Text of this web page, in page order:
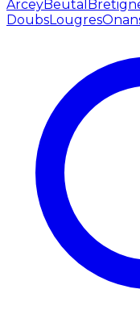
ArceyBeutal
DoubsLougres